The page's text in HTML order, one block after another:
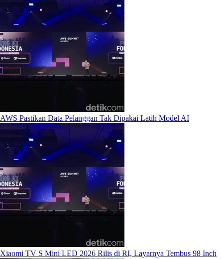
AWS Pastikan Data Pelanggan Tak Dipakai Latih Model AI
Xiaomi TV S Mini LED 2026 Rilis di RI, Layarnya Tembus 98 Inch